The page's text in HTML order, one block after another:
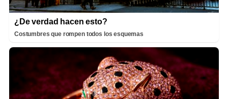
¿De verdad hacen esto?
Costumbres que rompen todos los esquemas